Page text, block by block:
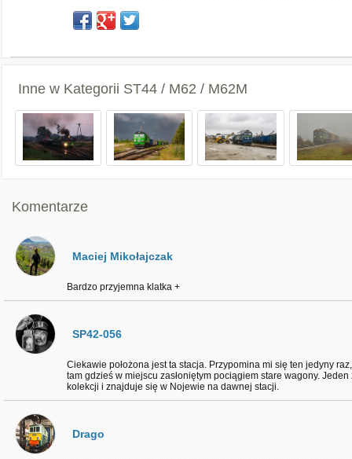
Inne w Kategorii ST44 / M62 / M62M
Komentarze
Maciej Mikołajczak
Bardzo przyjemna klatka +
SP42-056
Ciekawie położona jest ta stacja. Przypomina mi się ten jedyny
tam gdzieś w miejscu zasłoniętym pociągiem stare wagony.
kolekcji i znajduje się w Nojewie na dawnej stacji.
Drago